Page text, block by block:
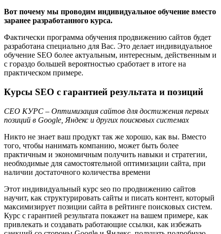
Вот почему мы проводим индивидуальное обучение вместо
заранее разработанного курса.
Фактически программа обучения продвижению сайтов будет
разработана специально для Вас. Это делает индивидуальное
обучение SEO более актуальным, интересным, действенным и
с гораздо большей вероятностью сработает в итоге на
практическом примере.
Курсы SEO с гарантией результата и позиций
СЕО КУРС – Оптимизация сайтов для достижения первых
позиций в Google, Яндекс и других поисковых системах
Никто не знает ваш продукт так же хорошо, как вы. Вместо
того, чтобы нанимать компанию, может быть более
практичным и экономичным получить навыки и стратегии,
необходимые для самостоятельной оптимизации сайта, при
наличии достаточного количества времени
Этот индивидуальный курс seo по продвижению сайтов
научит, как структурировать сайты и писать контент, который
максимизирует позиции сайта в рейтинге поисковых систем.
Курс с гарантией результата покажет на вашем примере, как
привлекать и создавать работающие ссылки, как избежать